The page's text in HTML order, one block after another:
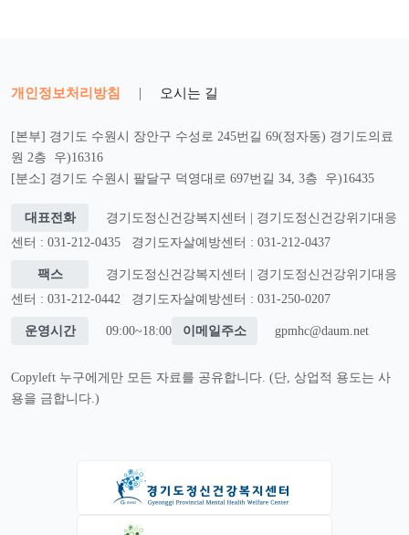
개인정보처리방침 | 오시는 길
[본부] 경기도 수원시 장안구 수성로 245번길 69(정자동) 경기도의료
원 2층 우)16316
[분소] 경기도 수원시 팔달구 덕영대로 697번길 34, 3층 우)16435
대표전화
경기도정신건강복지센터 | 경기도정신건강위기대응
센터 : 031-212-0435
경기도자살예방센터 : 031-212-0437
팩스
경기도정신건강복지센터 | 경기도정신건강위기대응
센터 : 031-212-0442
경기도자살예방센터 : 031-250-0207
운영시간 09:00~18:00 이메일주소 gpmhc@daum.net
Copyleft 누구에게만 모든 자료를 공유합니다. (단, 상업적 용도는 사
용을 금합니다.)